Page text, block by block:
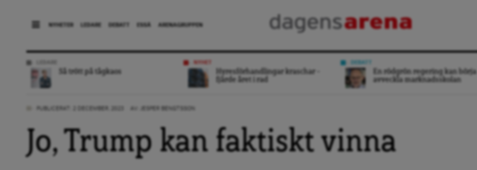
NYHETER LEDARE DEBATT ESSÄ ARENAGRUPPEN
Så trött på tågkaos
NYHET
Hyresförhandlingar kraschar –
fjärde året i rad
En rödgrön regering kan börja
avveckla marknadsskolan
Jo, Trump kan faktiskt vinna